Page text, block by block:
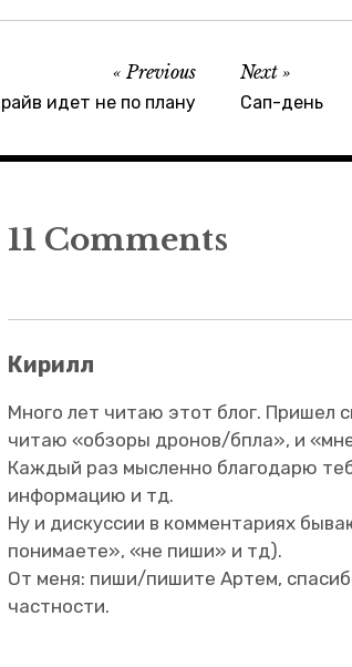
Previous
идет не по плану
Next
Сап-день
11 Comments
Кирилл
Много лет читаю этот блог. Пришел
читаю «обзоры дронов/бпла», и
Каждый раз мысленно благодарю
информацию и тд.
Ну и дискуссии в комментариях
понимаете», «не пиши» и тд).
От меня: пиши/пишите Артем,
частности.